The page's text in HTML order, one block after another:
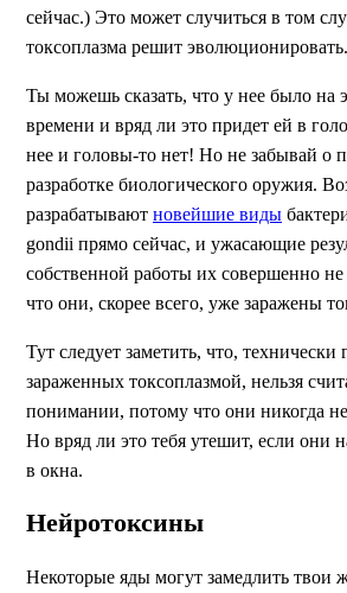
сейчас.) Это может случиться в том
токсоплазма решит эволюционировать.
Ты можешь сказать, что у нее было на
времени и вряд ли это придет ей в
нее и головы-то нет! Но не забывай о
разработке биологического оружия.
разрабатывают новейшие виды
gondii прямо сейчас, и ужасающие
собственной работы их совершенно
что они, скорее всего, уже заражены
Тут следует заметить, что, технически
зараженных токсоплазмой, нельзя
понимании, потому что они никогда
Но вряд ли это тебя утешит, если они
в окна.
Нейротоксины
Некоторые яды могут замедлить твои